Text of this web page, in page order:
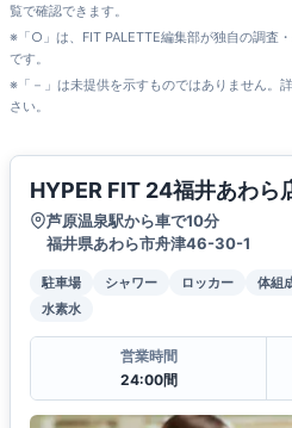
覧で確認できます。
※「○」は、FIT PALETTE編集部が独自の調査
です。
※「－」は未提供を示すものではありません。
さい。
HYPER FIT 24福井あわら
芦原温泉駅から車で10分
福井県あわら市舟津46-30-1
駐車場 シャワー ロッカー 体組
水素水
営業時間
24:00間